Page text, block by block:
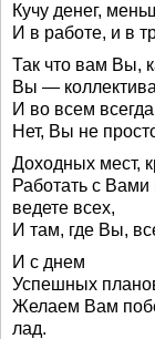
Кучу денег,
И в работе, и в
Так что вам Вы,
Вы —
И во всем
Нет, Вы не
Доходных мест,
Работать с
ведете всех,
И там, где Вы,
И с днем
Успешных
Желаем Вам
лад.